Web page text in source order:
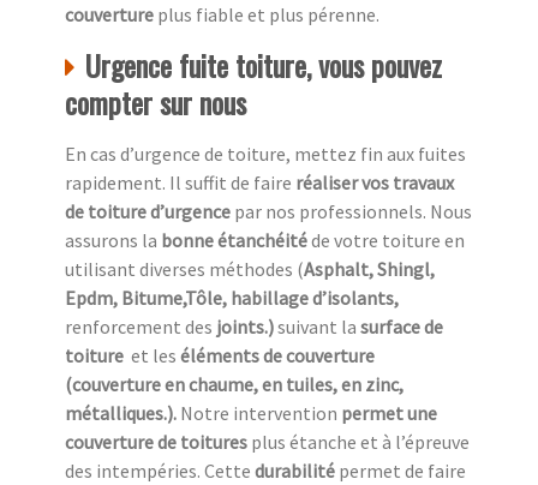
couverture plus fiable et plus pérenne.
Urgence fuite toiture, vous pouvez
compter sur nous
En cas d’urgence de toiture, mettez fin aux fuites
rapidement. Il suffit de faire réaliser vos travaux
de toiture d’urgence par nos professionnels. Nous
assurons la bonne étanchéitéde votre toiture en
utilisant diverses méthodes (Asphalt, Shingl,
Epdm, Bitume,Tôle, habillage d’isolants,
renforcement des joints.)suivant la surface de
toiture et les éléments de couverture
(couverture en chaume, en tuiles, en zinc,
métalliques.). Notre intervention permet une
couverture de toitures plus étanche et à l’épreuve
des intempéries. Cette durabilité permet de faire